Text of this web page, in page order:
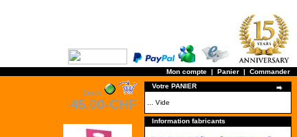
Mon compte | Panier | Commander
Stock
45.00-CHF
Votre PANIER
... Vide
Information fabricants